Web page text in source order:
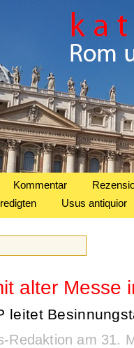
Kommentar
Usus antiquior
alter Messe
leitet
Redaktion am 31.